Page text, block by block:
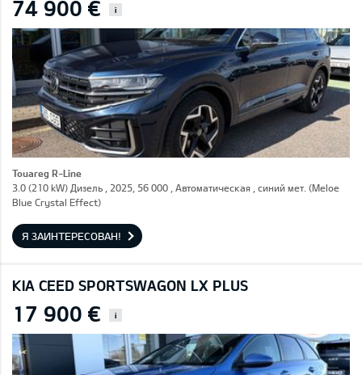
74 900 € i
Touareg R-Line
3.0 (210 kW) Дизель , 2025, 56 000 , Автоматическая , синий мет. (Meloe
Blue Crystal Effect)
Я ЗАИНТЕРЕСОВАН!
KIA CEED SPORTSWAGON LX PLUS
17 900 € i